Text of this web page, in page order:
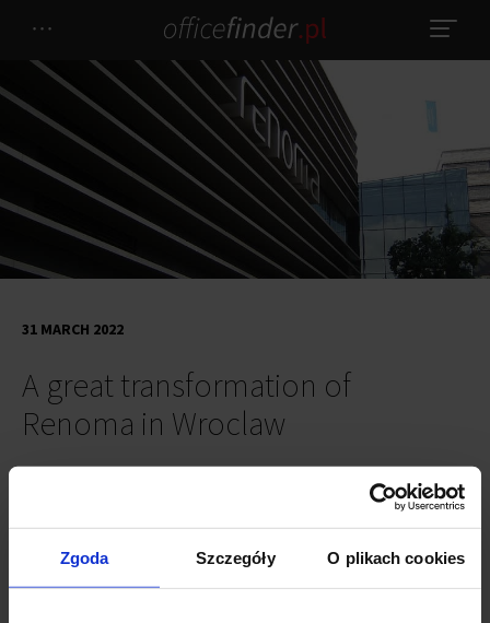
Zgoda Szczegóły O plikach cookies
A great transformation of
Renoma in Wroclaw
31 MARCH 2022
Renomahas just
ended. It has changed beyond recognition – golden chandeliers
northern atrium of
Renomahas now become the main part of this
building.